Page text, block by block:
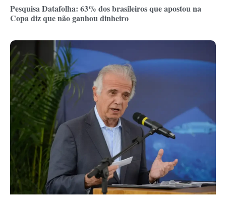
Pesquisa Datafolha: 63% dos brasileiros que apostou na
Copa diz que não ganhou dinheiro